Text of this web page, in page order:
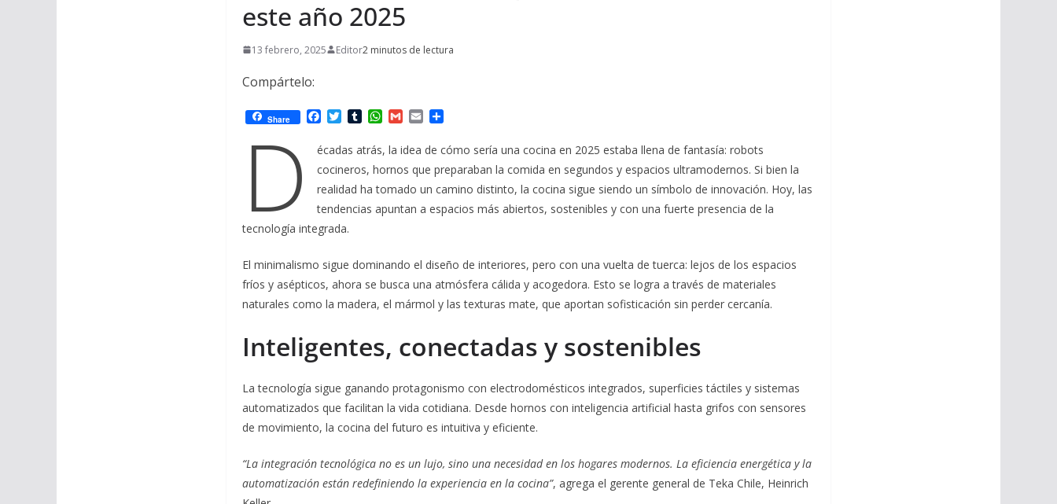
este año 2025
13 febrero, 2025 Editor2 minutos de lectura
Compártelo:
Share
c
e
b
o
k
T
i
t
t
e
T
m
b
l
r
W
a
t
s
A
p
G
a
i
l
E
a
i
l
m
p
a
r
i
D
écadas atrás, la idea de cómo sería una cocina en 2025 estaba llena de fantasía: robots
cocineros, hornos que preparaban la comida en segundos y espacios ultramodernos. Si bien la
realidad ha tomado un camino distinto, la cocina sigue siendo un símbolo de innovación. Hoy, las
tendencias apuntan a espacios más abiertos, sostenibles y con una fuerte presencia de la
tecnología integrada.
El minimalismo sigue dominando el diseño de interiores, pero con una vuelta de tuerca: lejos de los espacios
fríos y asépticos, ahora se busca una atmósfera cálida y acogedora. Esto se logra a través de materiales
naturales como la madera, el mármol y las texturas mate, que aportan sofisticación sin perder cercanía.
Inteligentes, conectadas y sostenibles
La tecnología sigue ganando protagonismo con electrodomésticos integrados, superficies táctiles y sistemas
automatizados que facilitan la vida cotidiana. Desde hornos con inteligencia artificial hasta grifos con sensores
de movimiento, la cocina del futuro es intuitiva y eficiente.
“La integración tecnológica no es un lujo, sino una necesidad en los hogares modernos. La eficiencia energética y la
automatización están redefiniendo la experiencia en la cocina”, agrega el gerente general de Teka Chile, Heinrich